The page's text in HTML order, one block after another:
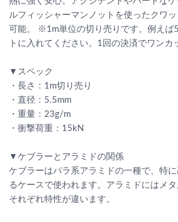
ルフィッシャーマンノットを使ったクワ
可能。 ※1m単位の切り売りです。例えば
トに入れてください。1回の決済でワンカ
▼スペック
・長さ：1m切り売り
・直径：5.5mm
・重量：23g/m
・衝撃荷重：15kN
▼ケブラーとアラミドの関係
ケブラーはパラ系アラミドの一種で、特
るケースで使われます。アラミドにはメ
それぞれ特性が違います。